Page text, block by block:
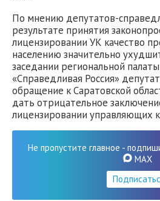
По мнению депутатов-
результате принятия
лицензировании УК качество
населению значительно
заседании региональной
«Справедливая Россия»
обращение к Саратовской
дать отрицательное
лицензировании управляющих
Не пропустите главное -
MAX